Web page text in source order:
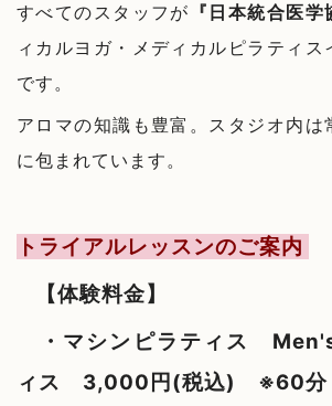
すべてのスタッフが 『日本統合医
ィカルヨガ・メディカルピラティス
です。
アロマの知識も豊富。スタジオ内は
に包まれています。
トライアルレッスンのご案内
【体験料金】
・マシンピラティス
ィス 3,000円(税込) ※60分